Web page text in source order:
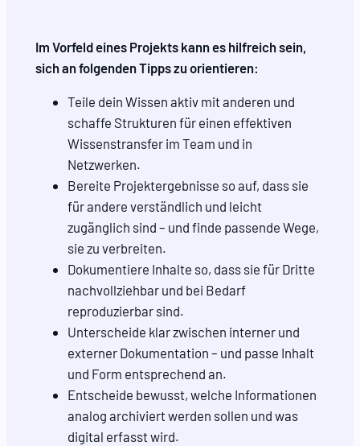
Im Vorfeld eines Projekts kann es hilfreich sein,
sich an folgenden Tipps zu orientieren:
Teile dein Wissen aktiv mit anderen und
schaffe Strukturen für einen effektiven
Wissenstransfer im Team und in
Netzwerken.
Bereite Projektergebnisse so auf, dass sie
für andere verständlich und leicht
zugänglich sind – und finde passende Wege,
sie zu verbreiten.
Dokumentiere Inhalte so, dass sie für Dritte
nachvollziehbar und bei Bedarf
reproduzierbar sind.
Unterscheide klar zwischen interner und
externer Dokumentation – und passe Inhalt
und Form entsprechend an.
Entscheide bewusst, welche Informationen
analog archiviert werden sollen und was
digital erfasst wird.